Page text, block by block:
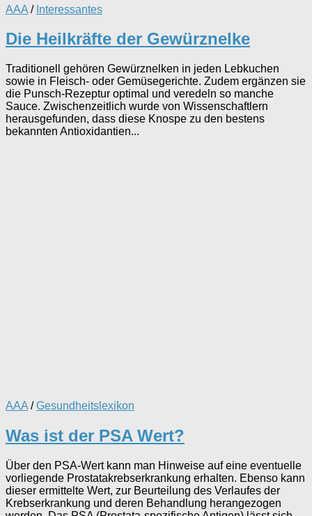
AAA / Interessantes
Die Heilkräfte der Gewürznelke
Traditionell gehören Gewürznelken in jeden Lebkuchen
sowie in Fleisch- oder Gemüsegerichte. Zudem ergänzen sie
die Punsch-Rezeptur optimal und veredeln so manche
Sauce. Zwischenzeitlich wurde von Wissenschaftlern
herausgefunden, dass diese Knospe zu den bestens
bekannten Antioxidantien...
AAA /Gesundheitslexikon
Was ist der PSA Wert?
Über den PSA-Wert kann man Hinweise auf eine eventuelle
vorliegende Prostatakrebserkrankung erhalten. Ebenso kann
dieser ermittelte Wert, zur Beurteilung des Verlaufes der
Krebserkrankung und deren Behandlung herangezogen